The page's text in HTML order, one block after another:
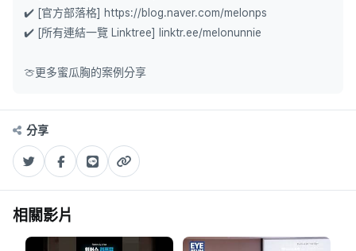
✔️ [官方部落格] https://blog.naver.com/melonps
✔️ [所有連結一覽 Linktree] linktr.ee/melonunnie
🍈更多蜜瓜胸的案例分享
分享
相關影片